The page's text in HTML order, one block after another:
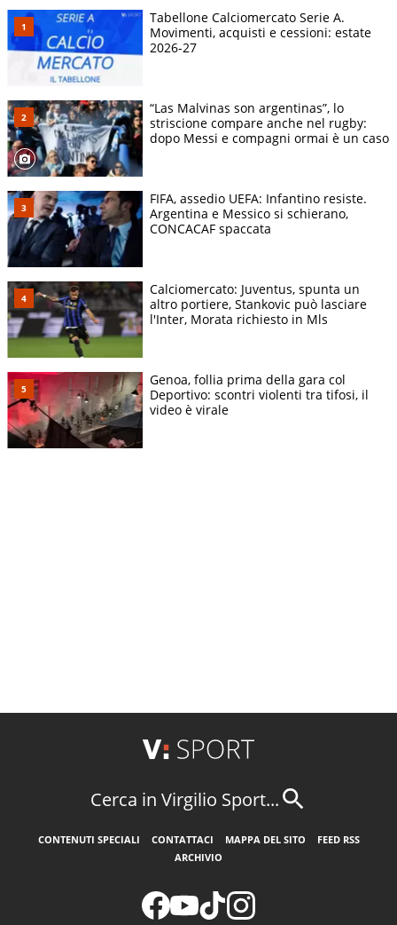
Tabellone Calciomercato Serie A.
Movimenti, acquisti e cessioni: estate
2026-27
“Las Malvinas son argentinas”, lo
striscione compare anche nel rugby:
dopo Messi e compagni ormai è un caso
FIFA, assedio UEFA: Infantino resiste.
Argentina e Messico si schierano,
CONCACAF spaccata
Calciomercato: Juventus, spunta un
altro portiere, Stankovic può lasciare
l'Inter, Morata richiesto in Mls
Genoa, follia prima della gara col
Deportivo: scontri violenti tra tifosi, il
video è virale
Cerca in Virgilio Sport...
CONTENUTI SPECIALI CONTATTACI MAPPA DEL SITO
FEED RSS
ARCHIVIO